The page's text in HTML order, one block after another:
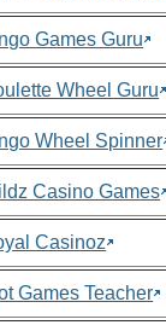
Games Guru
Wheel Guru
Wheel Spinner
Casino Games
Casinoz
Games Teacher